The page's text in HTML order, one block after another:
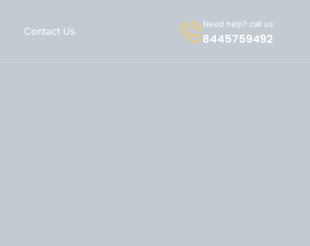
Contact Us
Need help? call us
8445759492